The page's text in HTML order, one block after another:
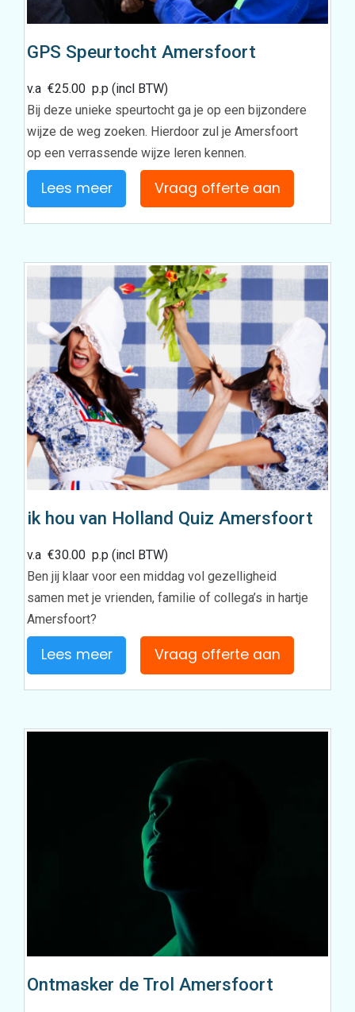
GPS Speurtocht Amersfoort
v.a€25.00 p.p (incl BTW)
Bij deze unieke speurtocht ga je op een bijzondere
wijze de weg zoeken. Hierdoor zul je Amersfoort
op een verrassende wijze leren kennen.
Lees meer Vraag offerte aan
ik hou van Holland Quiz Amersfoort
v.a€30.00 p.p (incl BTW)
Ben jij klaar voor een middag vol gezelligheid
samen met je vrienden, familie of collega’s in hartje
Amersfoort?
Lees meer Vraag offerte aan
Ontmasker de Trol Amersfoort